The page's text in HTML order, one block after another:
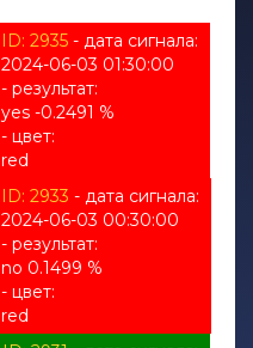
ID: 2935 - дата сигнала:
2024-06-03 01:30:00
- результат:
yes -0.2491 %
- цвет:
red
ID: 2933 - дата сигнала:
2024-06-03 00:30:00
- результат:
no 0.1499 %
- цвет:
red